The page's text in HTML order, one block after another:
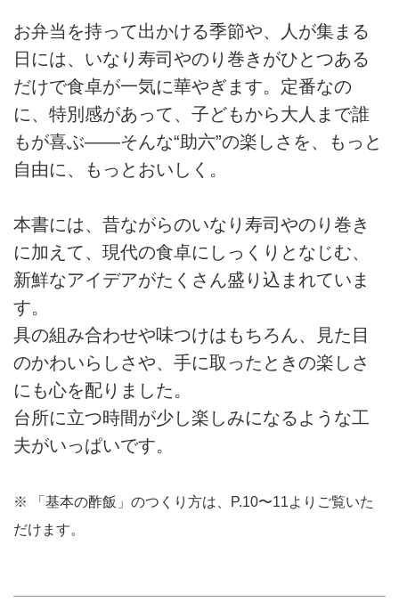
お弁当を持って出かける季節や、人が集まる
日には、いなり寿司やのり巻きがひとつある
だけで食卓が一気に華やぎます。定番なの
に、特別感があって、子どもから大人まで誰
もが喜ぶ——そんな“助六”の楽しさを、もっと
自由に、もっとおいしく。
本書には、昔ながらのいなり寿司やのり巻き
に加えて、現代の食卓にしっくりとなじむ、
新鮮なアイデアがたくさん盛り込まれていま
す。
具の組み合わせや味つけはもちろん、見た目
のかわいらしさや、手に取ったときの楽しさ
にも心を配りました。
台所に立つ時間が少し楽しみになるような工
夫がいっぱいです。
※ 「基本の酢飯」のつくり方は、P.10〜11よりご覧いた
だけます。